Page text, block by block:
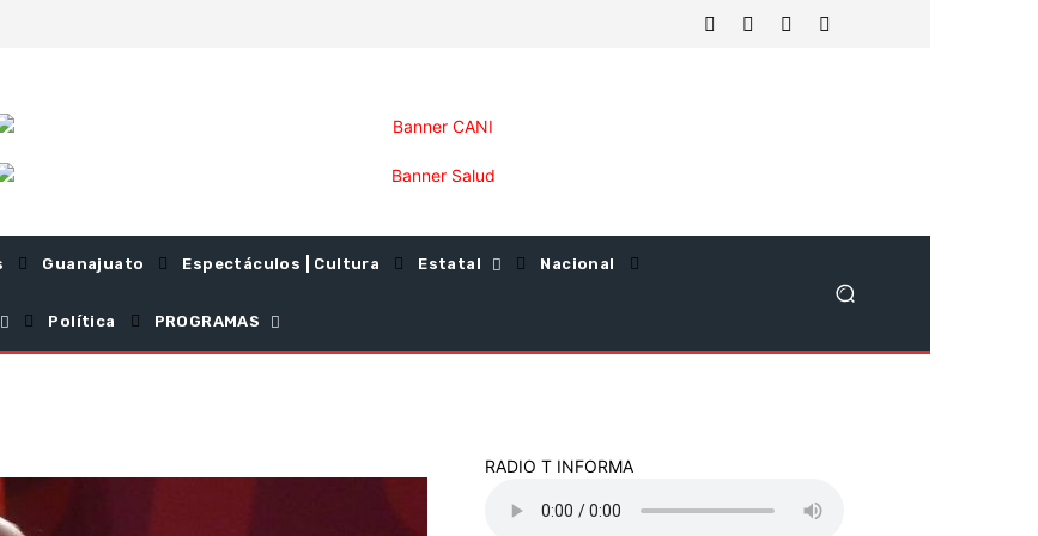
Guanajuato Espectáculos | Cultura Estatal Nacional
Política PROGRAMAS
RADIO T INFORMA